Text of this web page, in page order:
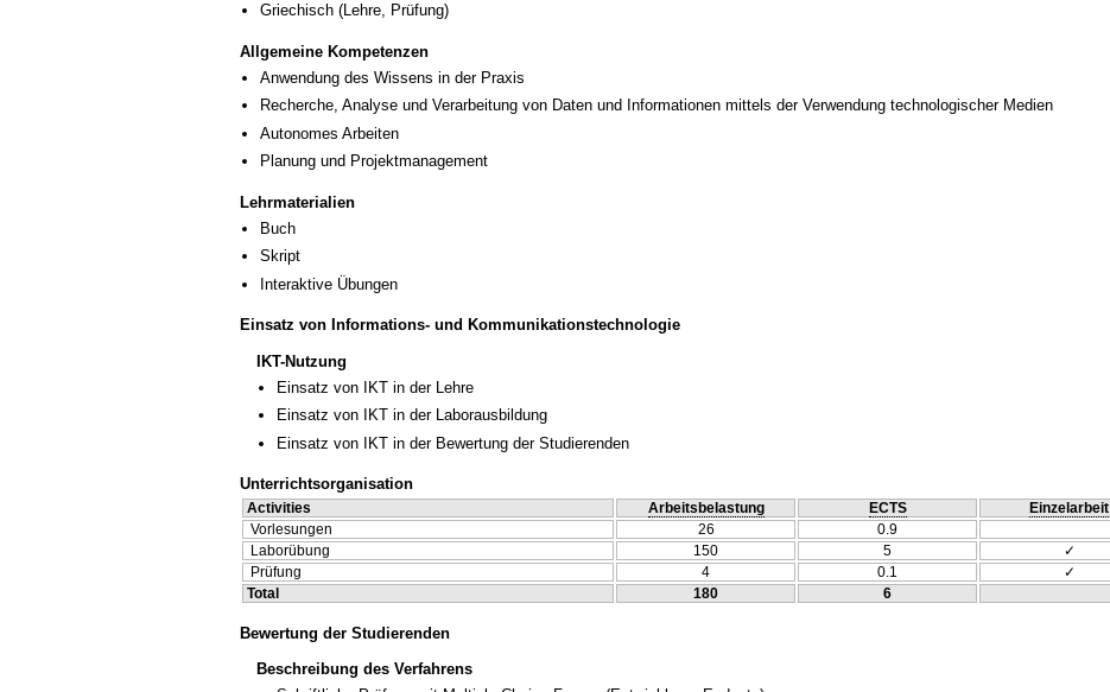
Griechisch (Lehre, Prüfung)
Allgemeine Kompetenzen
Anwendung des Wissens in der Praxis
Recherche, Analyse und Verarbeitung von Daten und Informationen mittels der Verwendung technologischer Medien
Autonomes Arbeiten
Planung und Projektmanagement
Lehrmaterialien
Buch
Skript
Interaktive Übungen
Einsatz von Informations- und Kommunikationstechnologie
IKT-Nutzung
Einsatz von IKT in der Lehre
Einsatz von IKT in der Laborausbildung
Einsatz von IKT in der Bewertung der Studierenden
Unterrichtsorganisation
Activities Arbeitsbelastung ECTS Einzelarbeit
Vorlesungen
26 0.9
Laborübung
150 5 ✓
Prüfung
4 0.1
✓
Total
180 6
Bewertung der Studierenden
Beschreibung des Verfahrens